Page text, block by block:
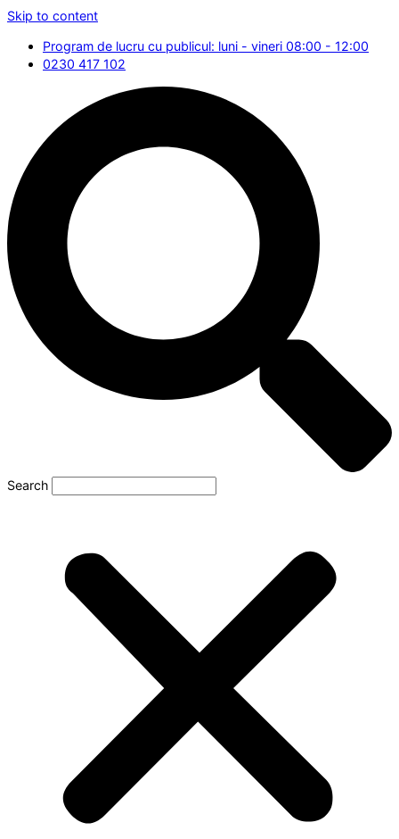
Skip to content
Program de lucru cu publicul: luni - vineri 08:00 - 12:00
0230 417 102
Search